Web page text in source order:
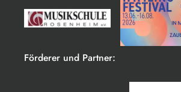
Förderer und Partner: